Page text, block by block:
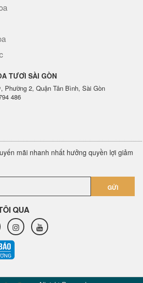
TƯƠI SÀI GÒN
Phường 2, Quận Tân Bình, Sài Gòn
486
mãi nhanh nhất hưởng quyền lợi giảm
GỬI
QUA